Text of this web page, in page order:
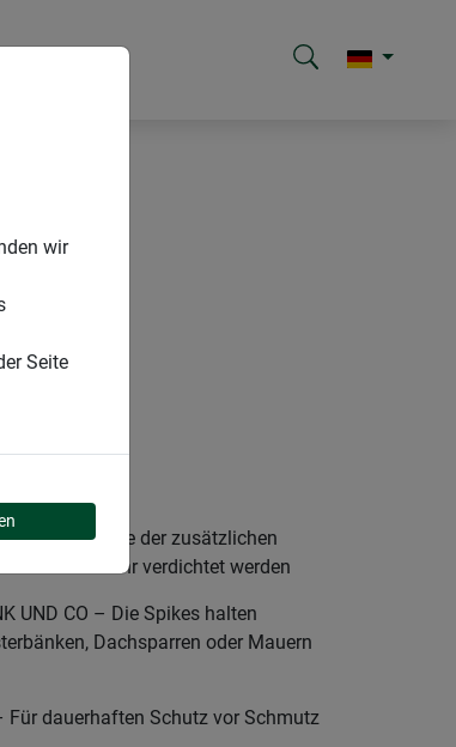
- Mithilfe der zusätzlichen
Taubenabwehr verdichtet werden
UND CO – Die Spikes halten
Dachsparren oder Mauern
Für dauerhaften Schutz vor Schmutz
wir
Seite